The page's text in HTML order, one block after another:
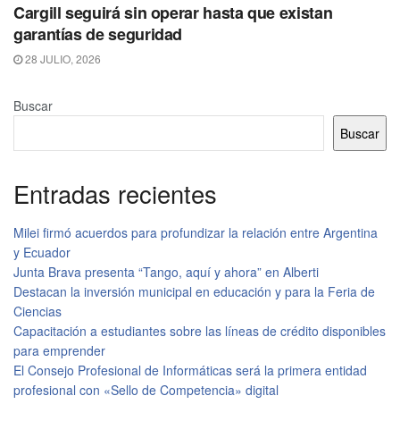
Cargill seguirá sin operar hasta que existan
garantías de seguridad
28 JULIO, 2026
Buscar
Buscar
Entradas recientes
Milei firmó acuerdos para profundizar la relación entre Argentina
y Ecuador
Junta Brava presenta “Tango, aquí y ahora” en Alberti
Destacan la inversión municipal en educación y para la Feria de
Ciencias
Capacitación a estudiantes sobre las líneas de crédito disponibles
para emprender
El Consejo Profesional de Informáticas será la primera entidad
profesional con «Sello de Competencia» digital